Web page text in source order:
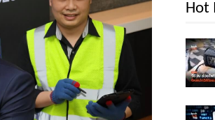
Hot